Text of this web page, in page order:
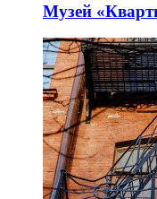
Музей